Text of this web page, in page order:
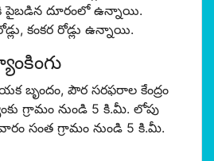
పైబడిన దూరంలో ఉన్నాయి.
కంకర రోడ్లు ఉన్నాయి.
బృందం, పౌర సరఫరాల కేంద్రం
గ్రామం నుండి 5 కి.మీ. లోపు
సంత గ్రామం నుండి 5 కి.మీ.